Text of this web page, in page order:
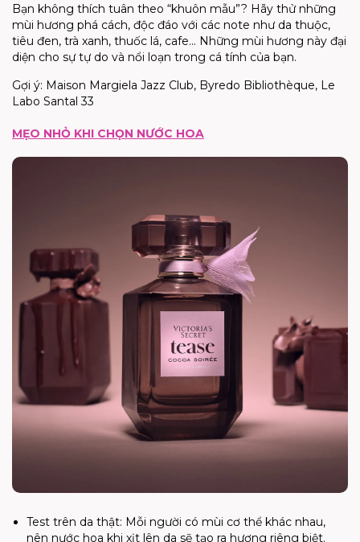
Bạn không thích tuân theo “khuôn mẫu”? Hãy thử những
mùi hương phá cách, độc đáo với các note như da thuộc,
tiêu đen, trà xanh, thuốc lá, cafe... Những mùi hương này đại
diện cho sự tự do và nổi loạn trong cá tính của bạn.
Gợi ý: Maison Margiela Jazz Club, Byredo Bibliothèque, Le
Labo Santal 33
MẸO NHỎ KHI CHỌN NƯỚC HOA
Test trên da thật: Mỗi người có mùi cơ thể khác nhau,
nên nước hoa khi xịt lên da sẽ tạo ra hương riêng biệt.